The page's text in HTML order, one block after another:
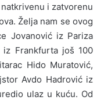
i zatvorenu
Želja nam se ovog
Jovanović iz Pariza
Frankfurta još 100
Hido Muratović,
Avdo Hadrović iz
ulaz u kuću. Od